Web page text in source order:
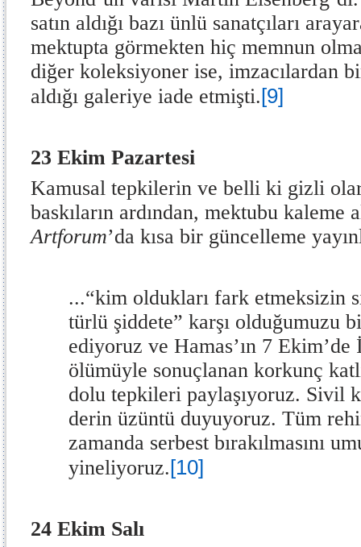
satın aldığı bazı ünlü sanatçıları
mektupta görmekten hiç memnun
diğer koleksiyoner ise, imzacılardan
aldığı galeriye iade etmişti.[9]
23 Ekim Pazartesi
Kamusal tepkilerin ve belli ki gizli
baskıların ardından, mektubu
Artforum’da kısa bir güncelleme
...“kim oldukları fark etmeksizin
türlü şiddete” karşı olduğumuzu
ediyoruz ve Hamas’ın 7
ölümüyle sonuçlanan korkunç
dolu tepkileri paylaşıyoruz. Sivil
derin üzüntü duyuyoruz. Tüm
zamanda serbest bırakılmasını
yineliyoruz.[10]
24 Ekim Salı